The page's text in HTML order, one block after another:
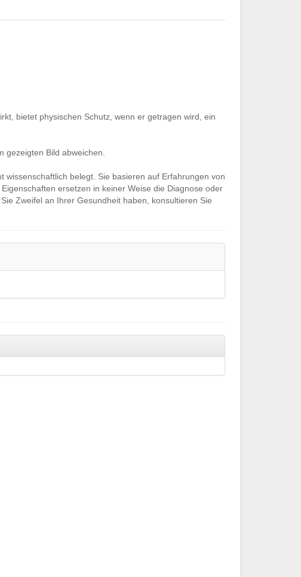
bietet physischen Schutz, wenn er getragen wird, ein
Bild abweichen.
belegt. Sie basieren auf Erfahrungen von
ersetzen in keiner Weise die Diagnose oder
Zweifel an Ihrer Gesundheit haben, konsultieren Sie